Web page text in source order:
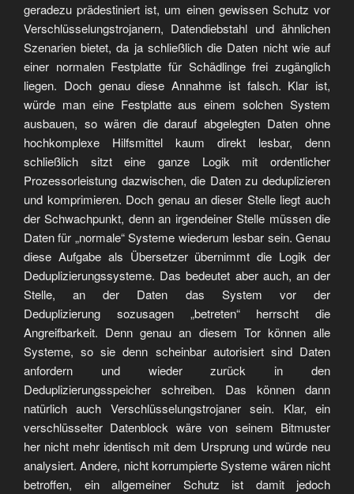
geradezu prädestiniert ist, um einen gewissen Schutz vor
Verschlüsselungstrojanern, Datendiebstahl und ähnlichen
Szenarien bietet, da ja schließlich die Daten nicht wie auf
einer normalen Festplatte für Schädlinge frei zugänglich
liegen. Doch genau diese Annahme ist falsch. Klar ist,
würde man eine Festplatte aus einem solchen System
ausbauen, so wären die darauf abgelegten Daten ohne
hochkomplexe Hilfsmittel kaum direkt lesbar, denn
schließlich sitzt eine ganze Logik mit ordentlicher
Prozessorleistung dazwischen, die Daten zu deduplizieren
und komprimieren. Doch genau an dieser Stelle liegt auch
der Schwachpunkt, denn an irgendeiner Stelle müssen die
Daten für „normale“ Systeme wiederum lesbar sein. Genau
diese Aufgabe als Übersetzer übernimmt die Logik der
Deduplizierungssysteme. Das bedeutet aber auch, an der
Stelle, an der Daten das System vor der
Deduplizierung sozusagen „betreten“ herrscht die
Angreifbarkeit. Denn genau an diesem Tor können alle
Systeme, so sie denn scheinbar autorisiert sind Daten
anfordern und wieder zurück in den
Deduplizierungsspeicher schreiben. Das können dann
natürlich auch Verschlüsselungstrojaner sein. Klar, ein
verschlüsselter Datenblock wäre von seinem Bitmuster
her nicht mehr identisch mit dem Ursprung und würde neu
analysiert. Andere, nicht korrumpierte Systeme wären nicht
betroffen, ein allgemeiner Schutz ist damit jedoch